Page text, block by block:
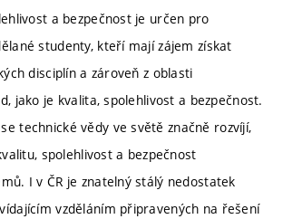
a bezpečnost je určen pro
studenty, kteří mají zájem získat
disciplín a zároveň z oblasti
jako je kvalita, spolehlivost a bezpečnost.
technické vědy ve světě značně rozvíjí,
spolehlivost a bezpečnost
I v ČR je znatelný stálý nedostatek
vzděláním připravených na řešení